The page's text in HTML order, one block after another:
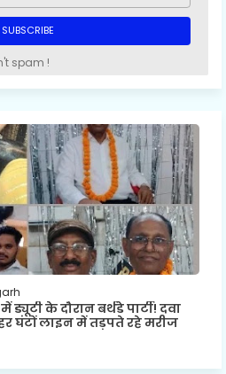
spam !
के दौरान बर्थडे पार्टी! दवा
घंटों लाइन में तड़पते रहे मरीज